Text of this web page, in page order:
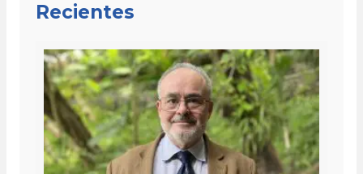
Recientes